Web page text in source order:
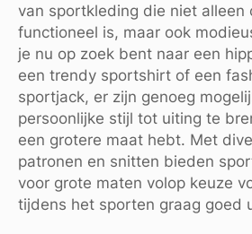
van sportkleding die niet alleen
functioneel is, maar ook
je nu op zoek bent naar een
een trendy sportshirt of een
sportjack, er zijn genoeg
persoonlijke stijl tot uiting te
een grotere maat hebt. Met
patronen en snitten bieden
voor grote maten volop keuze
tijdens het sporten graag goed